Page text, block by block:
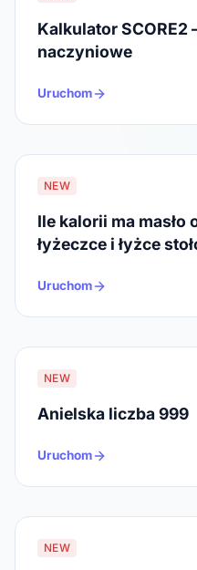
Kalkulator
naczyniowe
Uruchom
NEW
Ile kalorii ma
łyżeczce i łyżce
Uruchom
NEW
Anielska liczba 999
Uruchom
NEW